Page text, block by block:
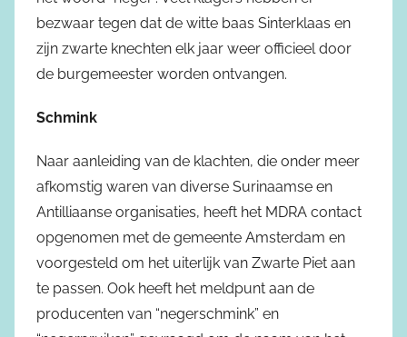
bezwaar tegen dat de witte baas Sinterklaas en
zijn zwarte knechten elk jaar weer officieel door
de burgemeester worden ontvangen.
Schmink
Naar aanleiding van de klachten, die onder meer
afkomstig waren van diverse Surinaamse en
Antilliaanse organisaties, heeft het MDRA contact
opgenomen met de gemeente Amsterdam en
voorgesteld om het uiterlijk van Zwarte Piet aan
te passen. Ook heeft het meldpunt aan de
producenten van “negerschmink” en